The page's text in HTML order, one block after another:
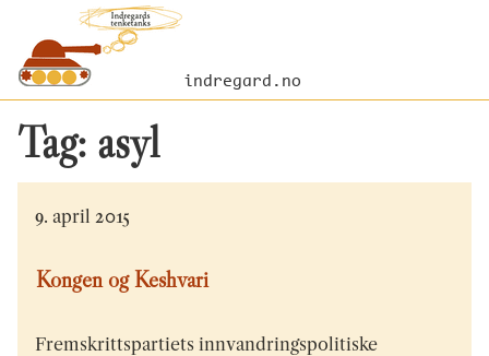
indregard.no
Tag: asyl
9. april 2015
Kongen og Keshvari
Fremskrittspartiets innvandringspolitiske